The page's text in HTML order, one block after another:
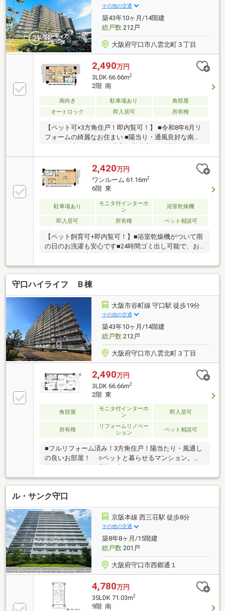
その他の交通
築43年10ヶ月/14階建
総戸数212戸
大阪府守口市八雲北町３丁目
2,490万円
3LDK 66.66m2
2階 南
南向き 駐車場あり
角部屋
オートロック
即入居可 所有権
【ペット可×3方角住戸！即内覧可！】 ■令和8年6月リ
フォームの綺麗なお住まい ■陽当り・通風良好な南向
き3LDK ■収納スペース豊富で室内広々 ■会話が弾むカ
ウンターキッチン
2,420万円
ワンルーム 61.16m2
6階 東
駐車場あり
モニタ付インターホ
ン
浴室乾燥機
即入居可 所有権 ペット相談可
【ペット飼育可+即内覧可！】■浴室乾燥機がついて雨
の日のお洗濯も安心です■24時間ゴミ出し可能で、お
忙しい方でも生活リズムを保てます■6階なので陽当た
り・風通しは良好で眺望も魅力です◎
守口ハイライフ Ｂ棟
大阪市谷町線 守口駅 徒歩19分
その他の交通
築43年10ヶ月/14階建
総戸数212戸
大阪府守口市八雲北町３丁目
2,490万円
3LDK 66.66m2
2階 東
角部屋
モニタ付インターホ
ン
即入居可
所有権
リフォームリノベー
ション
ペット相談可
■フルリフォーム済み！3方角住戸！陽当たり・風通し
の良いお部屋！ ○ペットと暮らせるマンション。河
実！小中学校ともに徒歩5分圏内！大変便利な立地！
ル・サンク守口
京阪本線 西三荘駅 徒歩8分
その他の交通
築8年8ヶ月/15階建
総戸数201戸
大阪府守口市西郷通１
4,780万円
3SLDK 71.03m2
9階 南